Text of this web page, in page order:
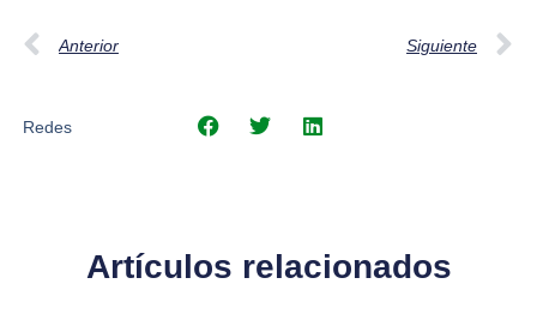
Anterior Siguiente
Redes
Artículos relacionados